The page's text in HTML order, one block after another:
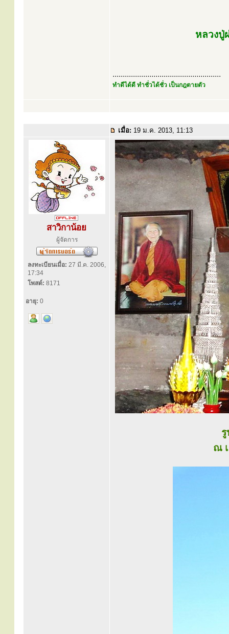
หลวงปู่
.....................................................
ทำดีได้ดี ทำชั่วได้ชั่ว เป็นกฎตายตัว
เมื่อ: 19 ม.ค. 2013, 11:13
สาวิกาน้อย
ผู้จัดการ
ลงทะเบียนเมื่อ: 27 มี.ค. 2006,
17:34
โพสต์: 8171
อายุ: 0
ณ